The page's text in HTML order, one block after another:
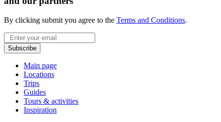
By clicking submit you agree to the Terms and Conditions.
Email
Subscribe
Main page
Locations
Trips
Guides
Tours & activities
Inspiration